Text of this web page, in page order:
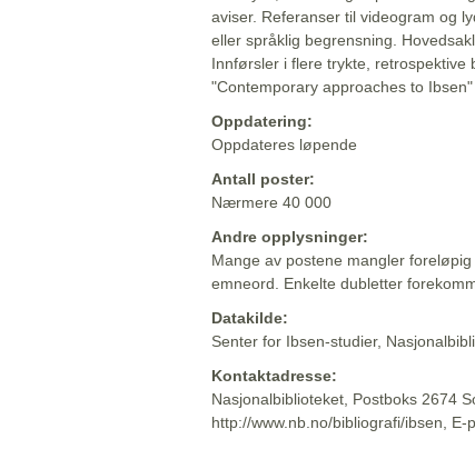
aviser. Referanser til videogram og
eller språklig begrensning.
Innførsler i flere trykte, retrospektive
"Contemporary approaches to
Oppdatering:
Oppdateres løpende
Antall poster:
Nærmere 40 000
Andre opplysninger:
Mange av postene mangler
emneord. Enkelte dubletter
Datakilde:
Senter for Ibsen-studier,
Kontaktadresse:
Nasjonalbiblioteket, Postboks 2674
http://www.nb.no/bibliografi/ibsen,